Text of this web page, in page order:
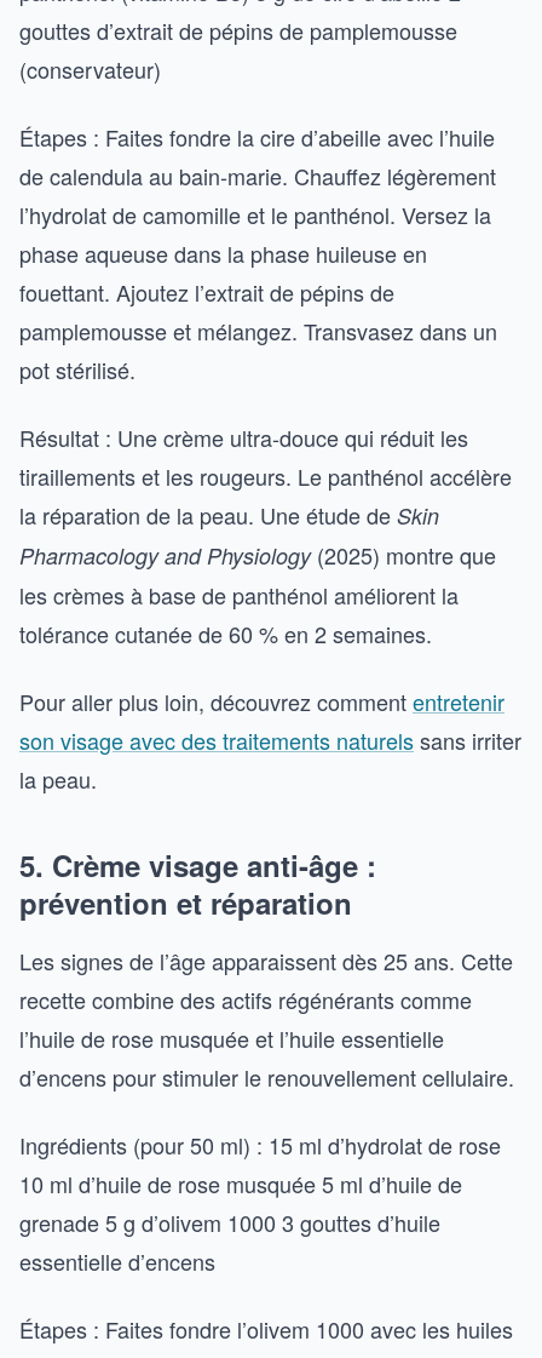
gouttes d’extrait de pépins de pamplemousse
(conservateur)
Étapes : Faites fondre la cire d’abeille avec l’huile
de calendula au bain-marie. Chauffez légèrement
l’hydrolat de camomille et le panthénol. Versez la
phase aqueuse dans la phase huileuse en
fouettant. Ajoutez l’extrait de pépins de
pamplemousse et mélangez. Transvasez dans un
pot stérilisé.
Résultat : Une crème ultra-douce qui réduit les
tiraillements et les rougeurs. Le panthénol accélère
la réparation de la peau. Une étude de Skin
Pharmacology and Physiology(2025) montre que
les crèmes à base de panthénol améliorent la
tolérance cutanée de 60 % en 2 semaines.
Pour aller plus loin, découvrez commententretenir
son visage avec des traitements naturelssans irriter
la peau.
5. Crème visage anti-âge :
prévention et réparation
Les signes de l’âge apparaissent dès 25 ans. Cette
recette combine des actifs régénérants comme
l’huile de rose musquée et l’huile essentielle
d’encens pour stimuler le renouvellement cellulaire.
Ingrédients (pour 50 ml) : 15 ml d’hydrolat de rose
10 ml d’huile de rose musquée 5 ml d’huile de
grenade 5 g d’olivem 1000 3 gouttes d’huile
essentielle d’encens
Étapes : Faites fondre l’olivem 1000 avec les huiles